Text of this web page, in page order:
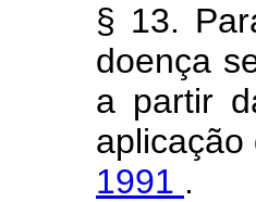
§ 13.
doença
a partir
aplicação
1991 .